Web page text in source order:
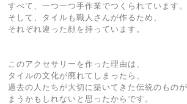
すべて、一つ一つ手作業でつくられています。
そして、タイルも職人さんが作るため、
それぞれ違った顔を持っています。
このアクセサリーを作った理由は、
タイルの文化が廃れてしまったら、
過去の人たちが大切に築いてきた伝統のもの
まうかもしれないと思ったからです。